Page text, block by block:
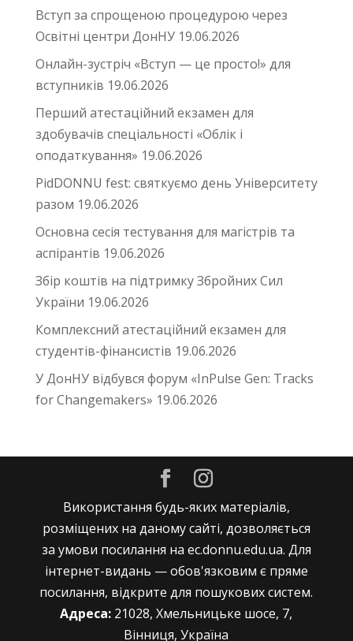
Вступ за спрощеною процедурою через
Освітні центри ДонНУ 19.06.2026
Онлайн-зустріч «Вступ — це просто!» для
вступників 19.06.2026
Перший атестаційний екзамен для
здобувачів спеціальності «Облік і
оподаткування» 19.06.2026
PidDONNU fest: святкуємо день Університету
разом 19.06.2026
Основна сесія тестування для магістрів та
аспірантів 19.06.2026
Збір коштів на підтримку Збройних Сил
України 19.06.2026
Комплексний атестаційний екзамен для
студентів-фінансистів 19.06.2026
У ДонНУ відбувся форум «InPulse Gen: Tracks
for Changemakers» 19.06.2026
Використання будь-яких матеріалів,
розміщених на даному сайті, дозволяється
за умови посилання на ec.donnu.edu.ua. Для
інтернет-видань — обов'язковим є пряме
посилання, відкрите для пошукових систем.
Адреса: 21028, Хмельницьке шосе, 7,
Вінниця, Україна